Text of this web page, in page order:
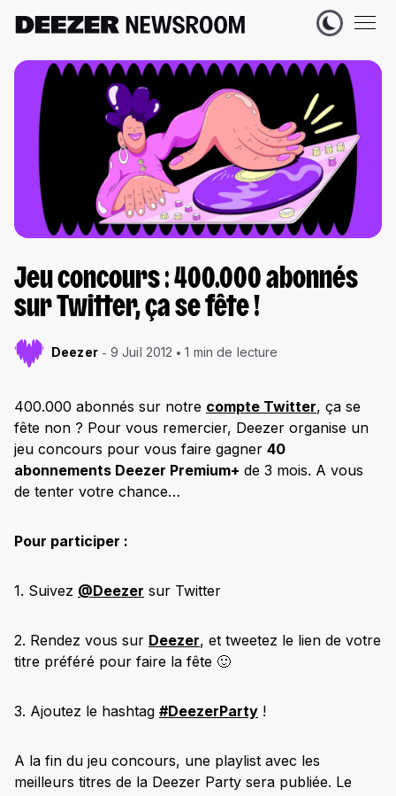
Jeu concours : 400.000 abonnés
sur Twitter, ça se fête !
Deezer 9 Juil 2012 1 min de lecture
400.000 abonnés sur notre compte Twitter, ça se
fête non ? Pour vous remercier, Deezer organise un
jeu concours pour vous faire gagner 40
abonnements Deezer Premium+ de 3 mois. A vous
de tenter votre chance…
Pour participer :
1. Suivez @Deezer sur Twitter
2. Rendez vous sur Deezer, et tweetez le lien de votre
titre préféré pour faire la fête 🙂
3. Ajoutez le hashtag #DeezerParty !
A la fin du jeu concours, une playlist avec les
meilleurs titres de la Deezer Party sera publiée. Le